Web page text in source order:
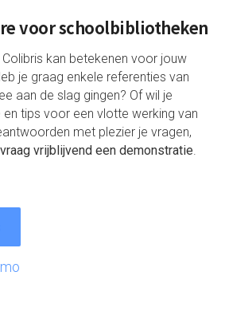
voor schoolbibliotheken
kan betekenen voor jouw
je graag enkele referenties van
aan de slag gingen? Of wil je
tips voor een vlotte werking van
met plezier je vragen,
vraag vrijblijvend een demonstratie